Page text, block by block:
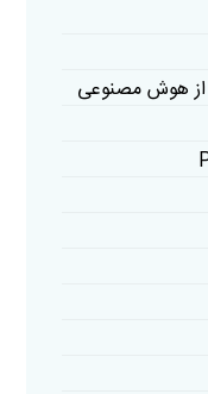
از هوش مصنوعی